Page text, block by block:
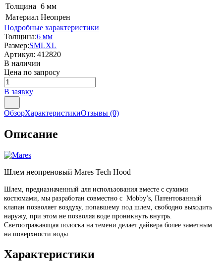
Толщина 6 мм
Материал Неопрен
Подробные характеристики
Толщина:6 мм
Размер:SMLXL
Артикул: 412820
В наличии
Цена по запросу
В заявку
ОбзорХарактеристикиОтзывы (0)
Описание
Шлем неопреновый Mares Tech Hood
Шлем, предназначенный для использования вместе с сухими
костюмами, мы разработан совместно с Mobby’s, Патентованный
клапан позволяет воздуху, попавшему под шлем, свободно выходить
наружу, при этом не позволяя воде проникнуть внутрь.
Светоотражающая полоска на темени делает дайвера более заметным
на поверхности воды.
Характеристики